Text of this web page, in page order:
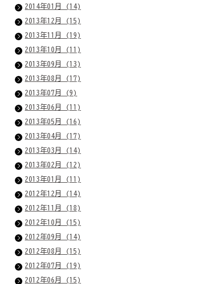
2014年01月 (14)
2013年12月 (15)
2013年11月 (19)
2013年10月 (11)
2013年09月 (13)
2013年08月 (17)
2013年07月 (9)
2013年06月 (11)
2013年05月 (16)
2013年04月 (17)
2013年03月 (14)
2013年02月 (12)
2013年01月 (11)
2012年12月 (14)
2012年11月 (18)
2012年10月 (15)
2012年09月 (14)
2012年08月 (15)
2012年07月 (19)
2012年06月 (15)